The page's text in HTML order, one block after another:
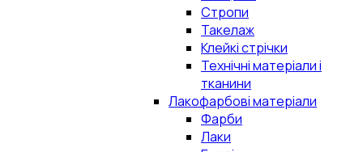
Стропи
Такелаж
Клейкі стрічки
Технічні матеріали і
тканини
Лакофарбові матеріали
Фарби
Лаки